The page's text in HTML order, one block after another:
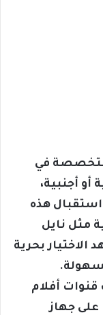
في
أجنبية،
هذه
مثل نايل
بحرية
أفلام
على جهاز